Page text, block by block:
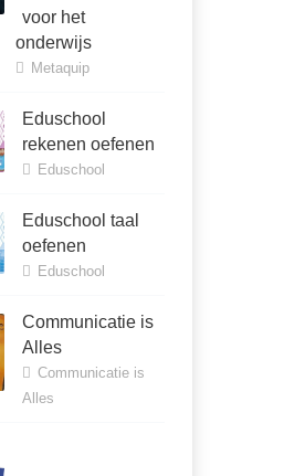
voor het
onderwijs
Metaquip
Eduschool
rekenen oefenen
Eduschool
Eduschool taal
oefenen
Eduschool
Communicatie is
Alles
Communicatie is
Alles